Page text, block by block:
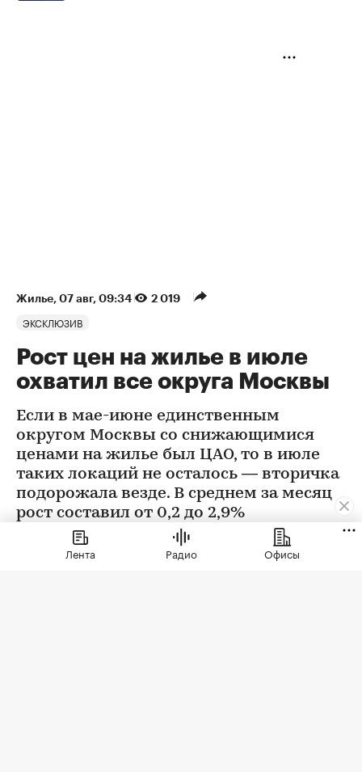
Жилье⁠, 07 авг, 09:34 2 019
ЭКСКЛЮЗИВ
Рост цен на жилье в июле
охватил все округа Москвы
Если в мае-июне единственным
округом Москвы со снижающимися
ценами на жилье был ЦАО, то в июле
таких локаций не осталось — вторичка
подорожала везде. В среднем за месяц
рост составил от 0,2 до 2,9%
Лента Радио Офисы